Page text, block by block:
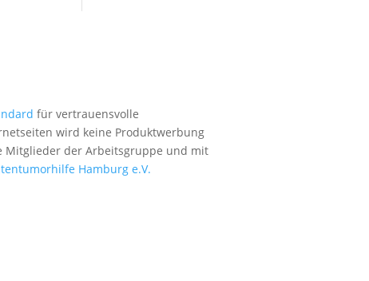
für vertrauensvolle
wird keine Produktwerbung
Mitglieder der Arbeitsgruppe und mit
Hamburg e.V.